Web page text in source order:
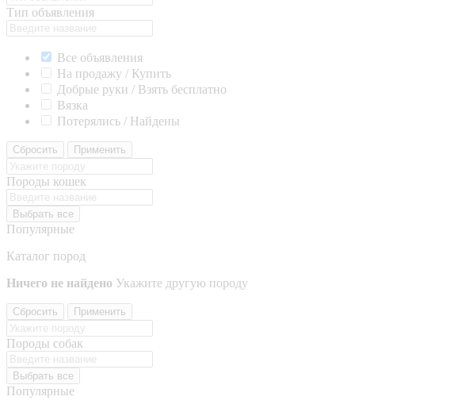
Тип объявления
Все объявления
На продажу / Купить
Добрые руки / Взять бесплатно
Вязка
Потерялись / Найдены
Сбросить Применить
Породы кошек
Выбрать все
Популярные
Каталог пород
Ничего не найдено Укажите другую породу
Сбросить Применить
Породы собак
Выбрать все
Популярные